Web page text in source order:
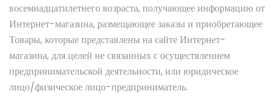
восемнадцатилетнего возраста, получающее информацию от
Интернет-магазина, размещающее заказы и приобретающее
Товары, которые представлены на сайте Интернет-
магазина, для целей не связанных с осуществлением
предпринимательской деятельности, или юридическое
лицо/физическое лицо-предприниматель.